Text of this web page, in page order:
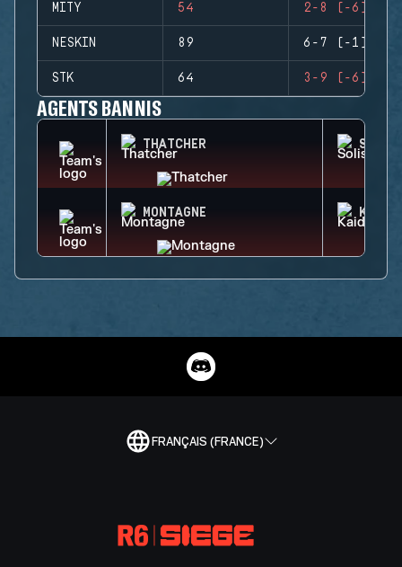
MITY 54 2-8 (-6)
NESKIN 89 6-7 (-1)
STK 64 3-9 (-6)
AGENTS BANNIS
THATCHER SOLIS
MONTAGNE KAID
FRANÇAIS (FRANCE)